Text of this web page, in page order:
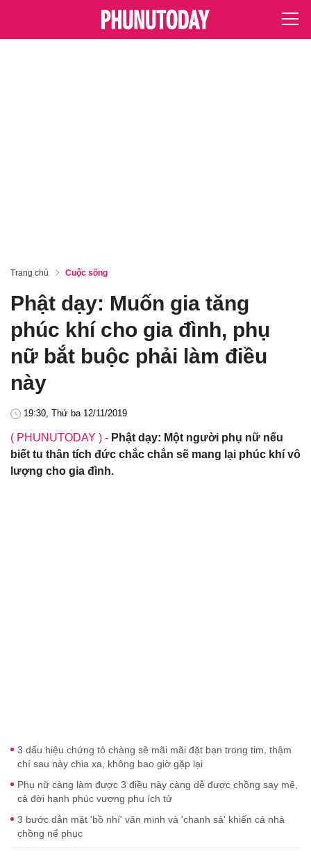
Trang chủ Cuộc sống
Phật dạy: Muốn gia tăng
phúc khí cho gia đình, phụ
nữ bắt buộc phải làm điều
này
19:30, Thứ ba 12/11/2019
( PHUNUTODAY ) - Phật dạy: Một người phụ nữ nếu
biết tu thân tích đức chắc chắn sẽ mang lại phúc khí vô
lượng cho gia đình.
3 dấu hiệu chứng tỏ chàng sẽ mãi mãi đặt bạn trong tim, thậm
chí sau này chia xa, không bao giờ gặp lại
Phụ nữ càng làm được 3 điều này càng dễ được chồng say mê,
cả đời hạnh phúc vượng phu ích tử
3 bước dằn mặt 'bồ nhí' văn minh và 'chanh sả' khiến cả nhà
chồng nể phục